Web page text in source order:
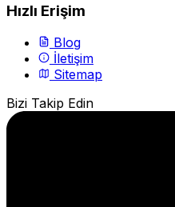
Hızlı Erişim
Blog
İletişim
Sitemap
Bizi Takip Edin